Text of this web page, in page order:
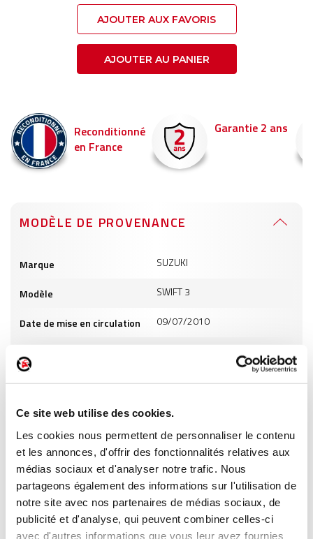
Ce site web utilise des cookies.
Les cookies nous permettent de personnaliser le contenu
et les annonces, d'offrir des fonctionnalités relatives aux
médias sociaux et d'analyser notre trafic. Nous
partageons également des informations sur l'utilisation de
notre site avec nos partenaires de médias sociaux, de
publicité et d'analyse, qui peuvent combiner celles-ci
avec d'autres informations que vous leur avez fournies
AJOUTER AUX FAVORIS
AJOUTER AU PANIER
Reconditionné
en France
Garantie 2 ans
MODÈLE DE PROVENANCE
produits
Marque SUZUKI
Modèle SWIFT 3
Date de mise en circulation 09/07/2010
Puissance
Carburant ES
INFORMATIONS PRODUITS